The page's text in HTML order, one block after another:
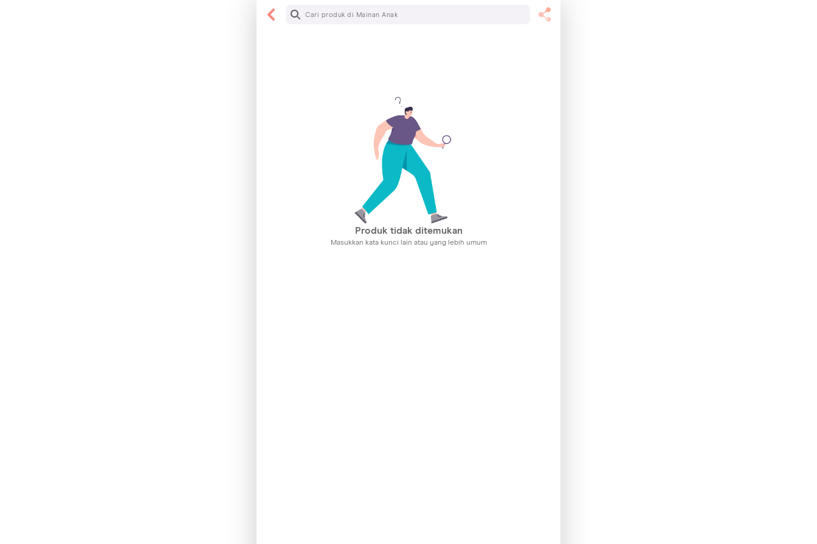
Produk tidak ditemukan
Masukkan kata kunci lain atau yang lebih umum